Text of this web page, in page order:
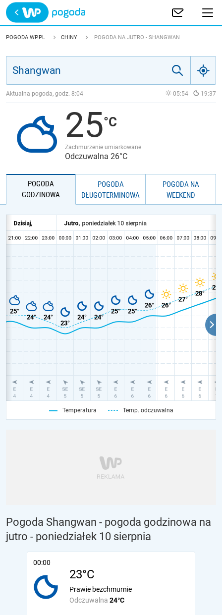
Trwa ładowanie
POLSKA
JAKOŚĆ POWIETRZA
POGODA WP.PL CHINY POGODA NA JUTRO - SHANGWAN
Aktualna pogoda, godz. 8:04 05:54 19:37
25
Zachmurzenie umiarkowane
Odczuwalna 26°C
POGODA
GODZINOWA
POGODA
DŁUGOTERMINOWA
POGODA NA
WEEKEND
Temperatura Temp. odczuwalna
Pogoda Shangwan - pogoda godzinowa na
jutro - poniedziałek 10 sierpnia
00:00
23°C
Odczuwalna 24°C
Prawie bezchmurnie